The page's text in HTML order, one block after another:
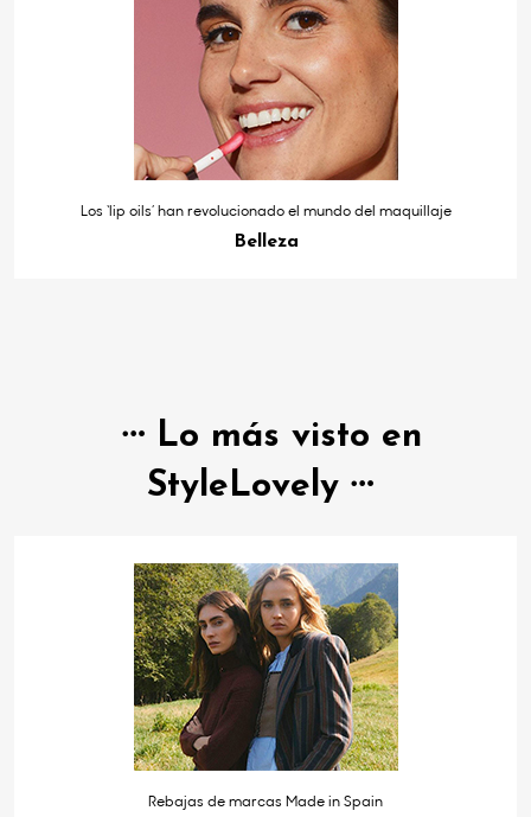
Los ‘lip oils’ han revolucionado el mundo del maquillaje
Belleza
Lo más visto en
StyleLovely
Rebajas de marcas Made in Spain